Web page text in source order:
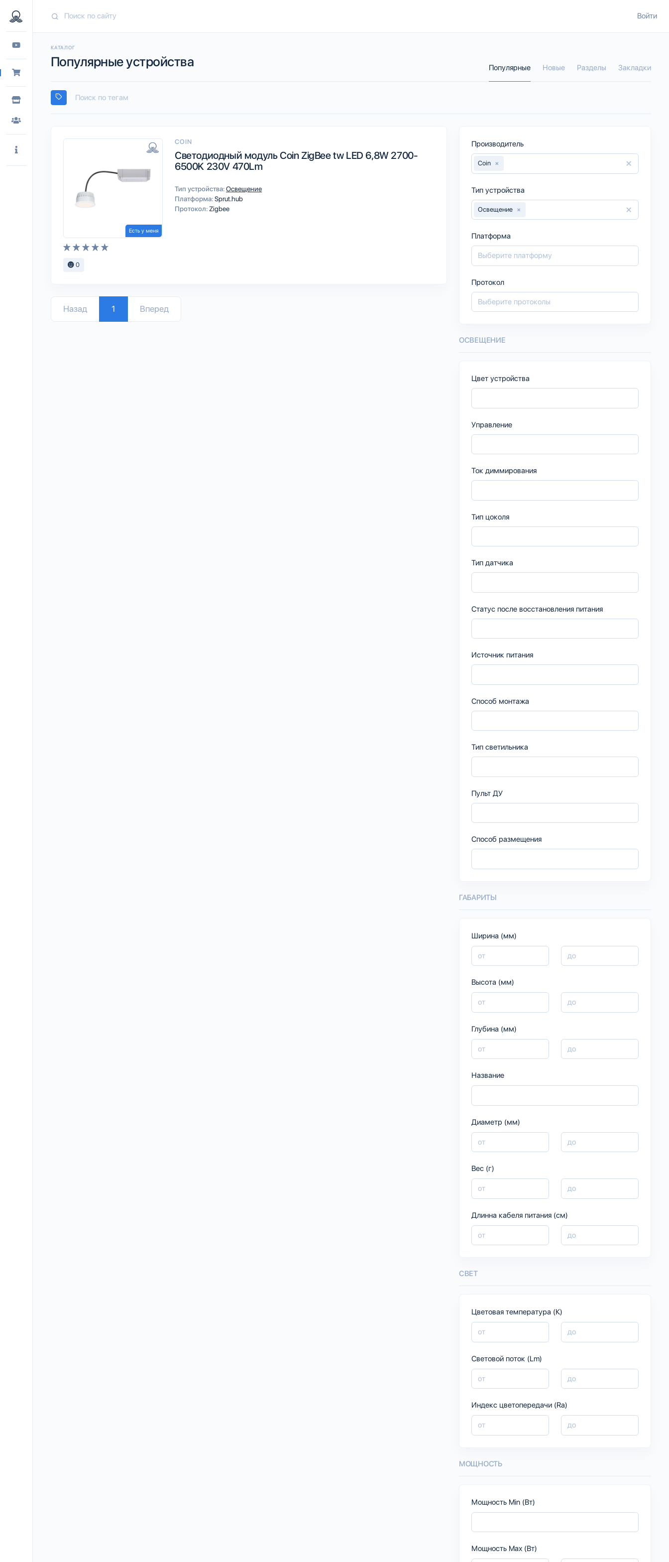
Войти
КАТАЛОГ
Популярные устройства Популярные Новые Разделы Закладки
Есть у меня
COIN
Светодиодный модуль Coin ZigBee tw LED 6,8W 2700-
6500K 230V 470Lm
Тип устройства:Освещение
Платформа:Sprut.hub
Протокол: Zigbee
0
Назад 1 Вперед
Производитель
×
×
Coin
Тип устройства
×
×
Освещение
Платформа
Протокол
ОСВЕЩЕНИЕ
Цвет устройства
Управление
Ток диммирования
Тип цоколя
Тип датчика
Статус после восстановления питания
Источник питания
Способ монтажа
Тип светильника
Пульт ДУ
Способ размещения
ГАБАРИТЫ
Ширина (мм)
Высота (мм)
Глубина (мм)
Название
Диаметр (мм)
Вес (г)
Длинна кабеля питания (см)
СВЕТ
Цветовая температура (К)
Световой поток (Lm)
Индекс цветопередачи (Ra)
МОЩНОСТЬ
Мощность Min (Вт)
Мощность Max (Вт)